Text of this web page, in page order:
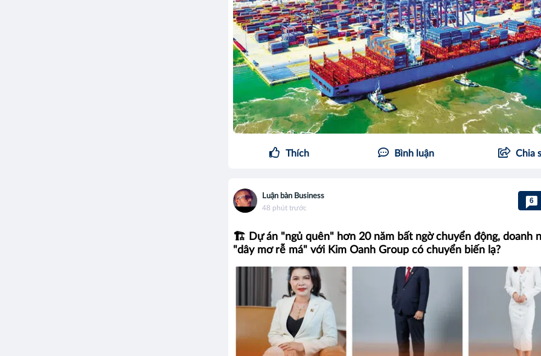
Thích Bình luận Chia
Luận bàn Business
48 phút trước
6
🏗️ Dự án "ngủ quên" hơn 20 năm bất ngờ chuyển động, doanh
"dây mơ rễ má" với Kim Oanh Group có chuyển biến lạ?